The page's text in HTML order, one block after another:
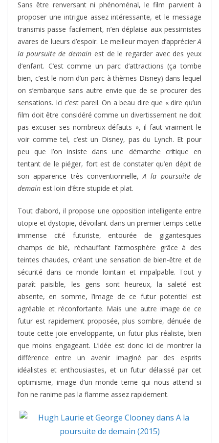
Sans être renversant ni phénoménal, le film parvient à
proposer une intrigue assez intéressante, et le message
transmis passe facilement, n’en déplaise aux pessimistes
avares de lueurs d’espoir. Le meilleur moyen d’apprécierA
la poursuite de demain est de le regarder avec des yeux
d’enfant. C’est comme un parc d’attractions (ça tombe
bien, c’est le nom d’un parc à thèmes Disney) dans lequel
on s’embarque sans autre envie que de se procurer des
sensations. Ici c’est pareil. On a beau dire que « dire qu’un
film doit être considéré comme un divertissement ne doit
pas excuser ses nombreux défauts », il faut vraiment le
voir comme tel, c’est un Disney, pas du Lynch. Et pour
peu que l’on insiste dans une démarche critique en
tentant de le piéger, fort est de constater qu’en dépit de
son apparence très conventionnelle,A la poursuite de
demain est loin d’être stupide et plat.
Tout d’abord, il propose une opposition intelligente entre
utopie et dystopie, dévoilant dans un premier temps cette
immense cité futuriste, entourée de gigantesques
champs de blé, réchauffant l’atmosphère grâce à des
teintes chaudes, créant une sensation de bien-être et de
sécurité dans ce monde lointain et impalpable. Tout y
paraît paisible, les gens sont heureux, la saleté est
absente, en somme, l’image de ce futur potentiel est
agréable et réconfortante. Mais une autre image de ce
futur est rapidement proposée, plus sombre, dénuée de
toute cette joie enveloppante, un futur plus réaliste, bien
que moins engageant. L’idée est donc ici de montrer la
différence entre un avenir imaginé par des esprits
idéalistes et enthousiastes, et un futur délaissé par cet
optimisme, image d’un monde terne qui nous attend si
l’on ne ranime pas la flamme assez rapidement.